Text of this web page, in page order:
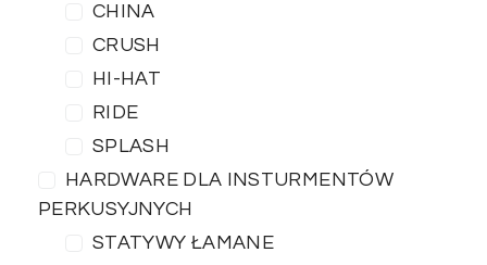
CHINA
CRUSH
HI-HAT
RIDE
SPLASH
HARDWARE DLA INSTURMENTÓW
PERKUSYJNYCH
STATYWY ŁAMANE